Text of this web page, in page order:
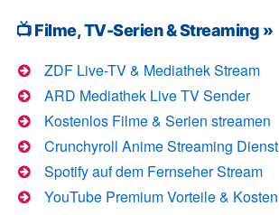
📺 Filme, TV-Serien & Streaming »
ZDF Live-TV & Mediathek Stream
ARD Mediathek Live TV Sender
Kostenlos Filme & Serien streamen
Crunchyroll Anime Streaming Dienst
Spotify auf dem Fernseher Stream
YouTube Premium Vorteile & Kosten